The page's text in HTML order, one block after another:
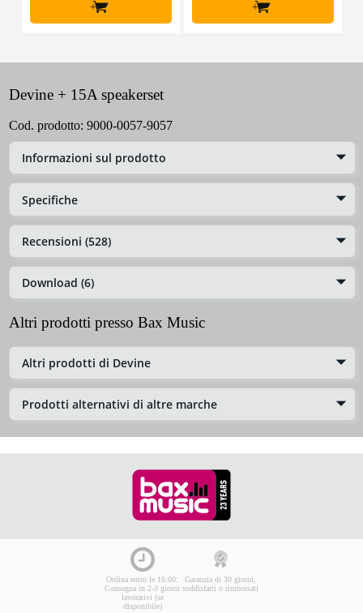
+ +
Devine + 15A speakerset
Cod. prodotto: 9000-0057-9057
Informazioni sul prodotto
Specifiche
Recensioni (528)
Download (6)
Altri prodotti presso Bax Music
Altri prodotti di Devine
Prodotti alternativi di altre marche
Ordina entro le 16:00:
Consegna in 2-3 giorni
lavorativi (se
disponibile)
Garanzia di 30 giorni,
soddisfatti o rimborsati